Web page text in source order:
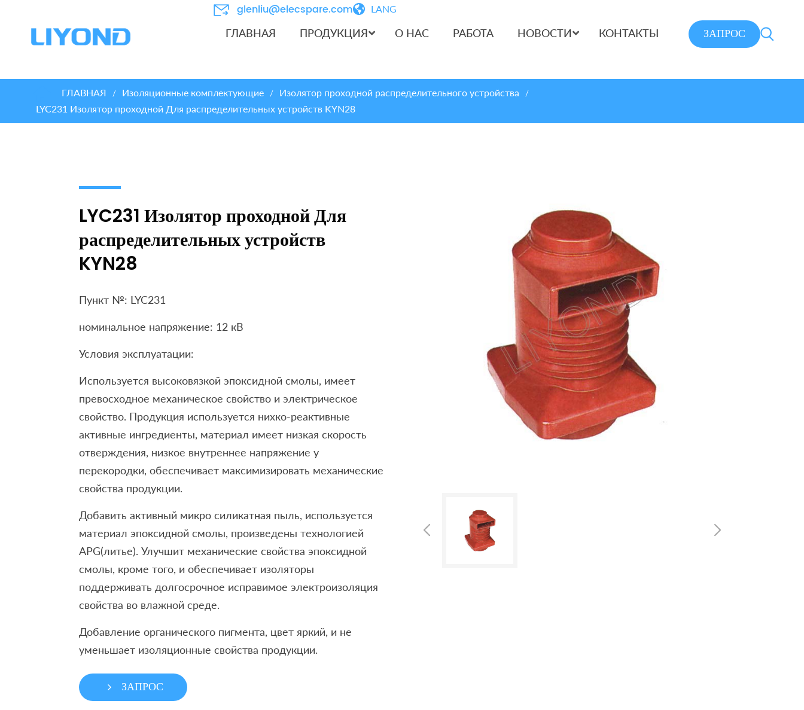
glenliu@elecspare.com LANG
ГЛАВНАЯ ПРОДУКЦИЯ О НАС РАБОТА НОВОСТИ КОНТАКТЫ ЗАПРОС
ГЛАВНАЯ / Изоляционные комплектующие / Изолятор проходной распределительного устройства /
LYC231 Изолятор проходной Для распределительных устройств KYN28
LYC231 Изолятор проходной Для
распределительных устройств
KYN28
Пункт №: LYC231
номинальное напряжение: 12 кВ
Условия эксплуатации:
Используется высоковязкой эпоксидной смолы, имеет
превосходное механическое свойство и электрическое
свойство. Продукция используется нихко-реактивные
активные ингредиенты, материал имеет низкая скорость
отверждения, низкое внутреннее напряжение у
перекородки, обеспечивает максимизировать механические
свойства продукции.
Добавить активный микро силикатная пыль, используется
материал эпоксидной смолы, произведены технологией
APG(литье). Улучшит механические свойства эпоксидной
смолы, кроме того, и обеспечивает изоляторы
поддерживать долгосрочное исправимое электроизоляция
свойства во влажной среде.
Добавление органического пигмента, цвет яркий, и не
уменьшает изоляционные свойства продукции.
ЗАПРОС